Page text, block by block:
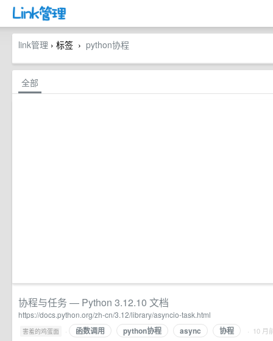
link管理 › 标签 › python协程
全部
协程与任务 — Python 3.12.10 文档
https://docs.python.org/zh-cn/3.12/library/asyncio-task.html
害羞的鸡蛋面 · 函数调用 python协程 async 协程 · 10 月